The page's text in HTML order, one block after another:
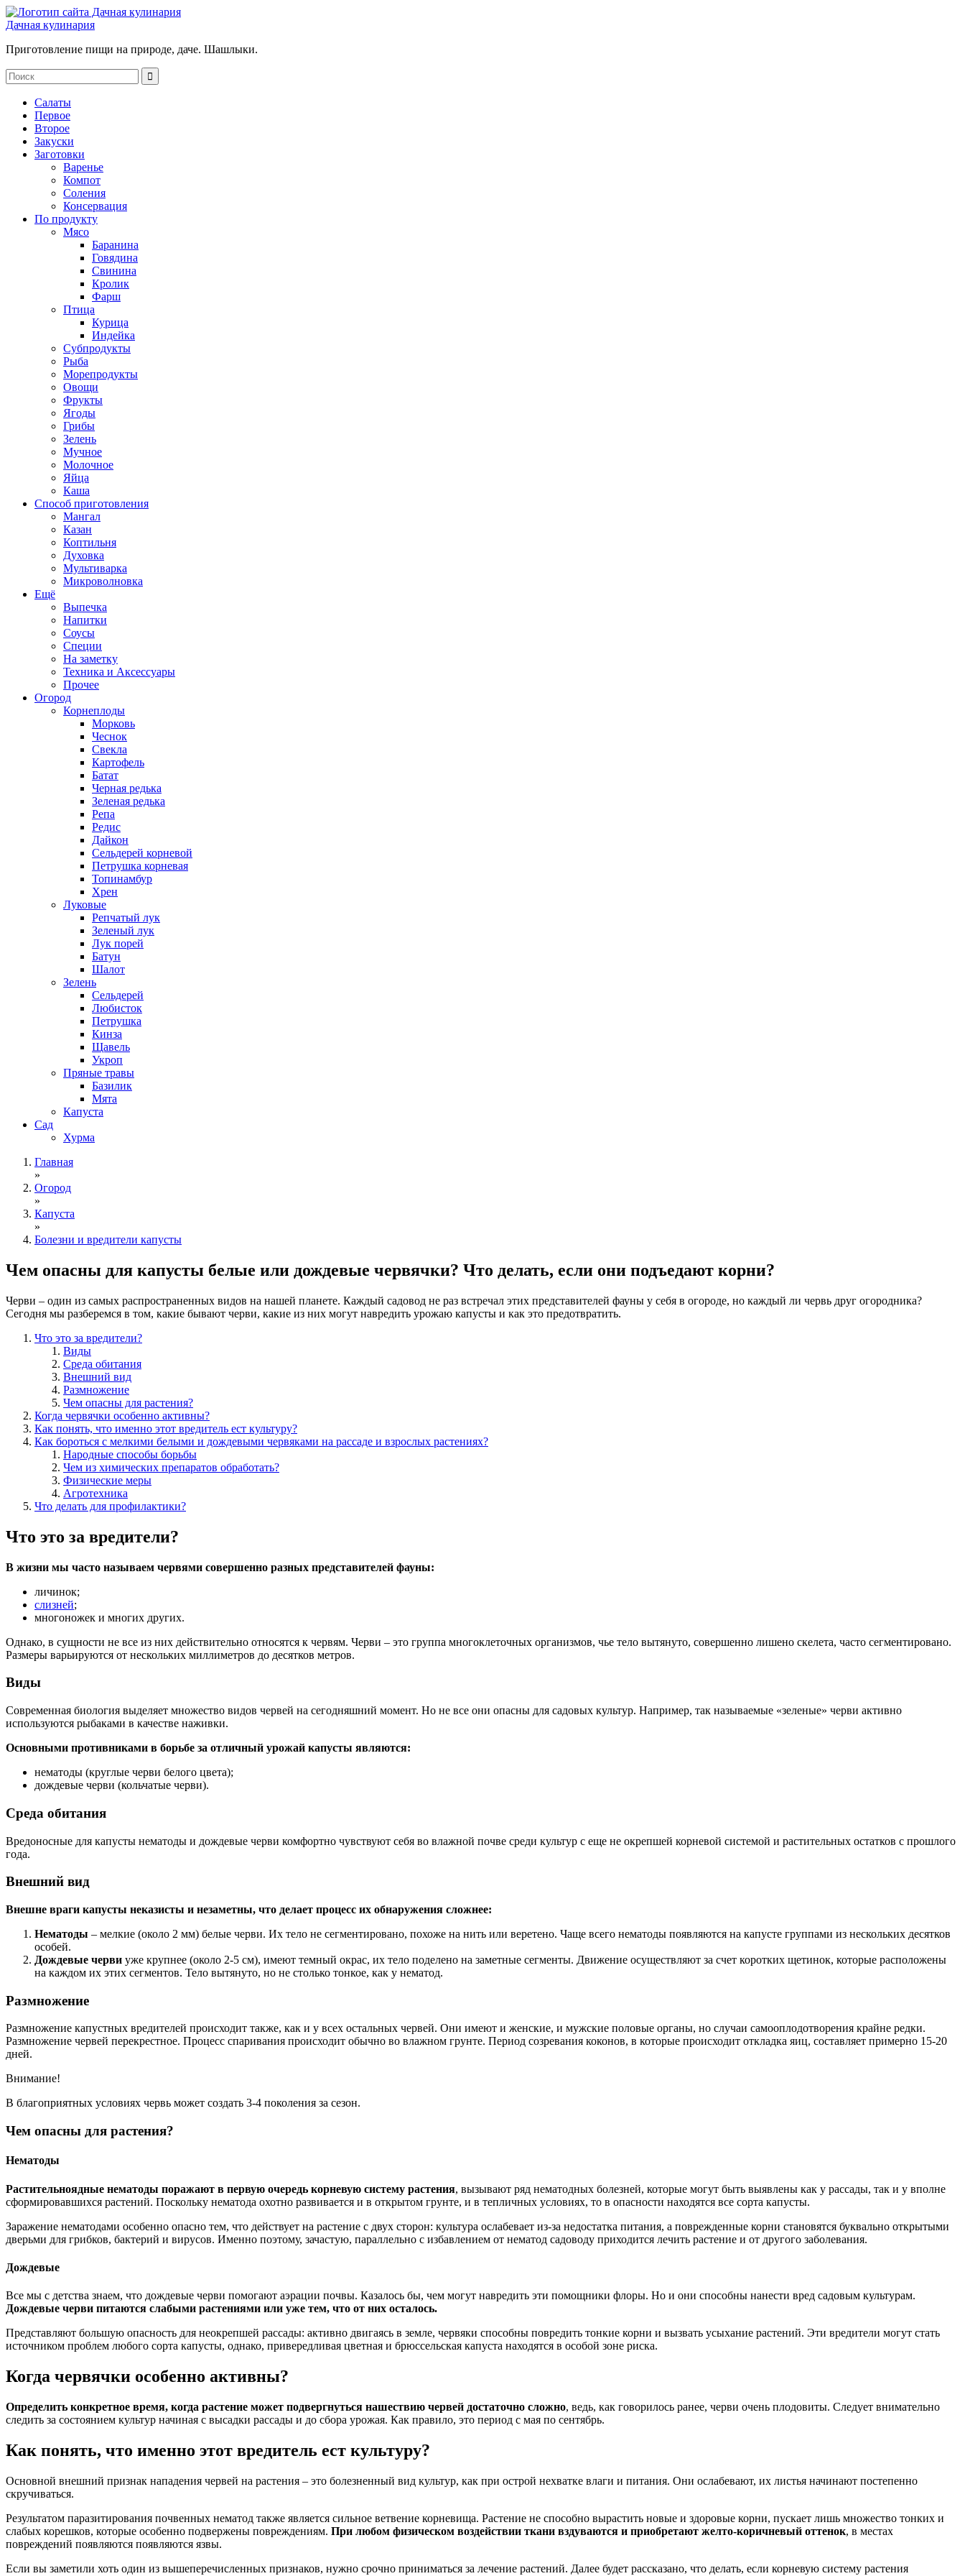
Дачная кулинария
Приготовление пищи на природе, даче. Шашлыки.
Салаты
Первое
Второе
Закуски
Заготовки
Варенье
Компот
Соления
Консервация
По продукту
Мясо
Баранина
Говядина
Свинина
Кролик
Фарш
Птица
Курица
Индейка
Субпродукты
Рыба
Морепродукты
Овощи
Фрукты
Ягоды
Грибы
Зелень
Мучное
Молочное
Яйца
Каша
Способ приготовления
Мангал
Казан
Коптильня
Духовка
Мультиварка
Микроволновка
Ещё
Выпечка
Напитки
Соусы
Специи
На заметку
Техника и Аксессуары
Прочее
Огород
Корнеплоды
Морковь
Чеснок
Свекла
Картофель
Батат
Черная редька
Зеленая редька
Репа
Редис
Дайкон
Сельдерей корневой
Петрушка корневая
Топинамбур
Хрен
Луковые
Репчатый лук
Зеленый лук
Лук порей
Батун
Шалот
Зелень
Сельдерей
Любисток
Петрушка
Кинза
Щавель
Укроп
Пряные травы
Базилик
Мята
Капуста
Сад
Хурма
Главная
»
Огород
»
Капуста
»
Болезни и вредители капусты
Чем опасны для капусты белые или дождевые червячки? Что делать, если они подъедают корни?
Черви – один из самых распространенных видов на нашей планете. Каждый садовод не раз встречал этих представителей фауны у себя в огороде, но каждый ли червь друг огородника?
Сегодня мы разберемся в том, какие бывают черви, какие из них могут навредить урожаю капусты и как это предотвратить.
Что это за вредители?
Виды
Среда обитания
Внешний вид
Размножение
Чем опасны для растения?
Когда червячки особенно активны?
Как понять, что именно этот вредитель ест культуру?
Как бороться с мелкими белыми и дождевыми червяками на рассаде и взрослых растениях?
Народные способы борьбы
Чем из химических препаратов обработать?
Физические меры
Агротехника
Что делать для профилактики?
Что это за вредители?
В жизни мы часто называем червями совершенно разных представителей фауны:
личинок;
слизней;
многоножек и многих других.
Однако, в сущности не все из них действительно относятся к червям. Черви – это группа многоклеточных организмов, чье тело вытянуто, совершенно лишено скелета, часто сегментировано.
Размеры варьируются от нескольких миллиметров до десятков метров.
Виды
Современная биология выделяет множество видов червей на сегодняшний момент. Но не все они опасны для садовых культур. Например, так называемые «зеленые» черви активно
используются рыбаками в качестве наживки.
Основными противниками в борьбе за отличный урожай капусты являются:
нематоды (круглые черви белого цвета);
дождевые черви (кольчатые черви).
Среда обитания
Вредоносные для капусты нематоды и дождевые черви комфортно чувствуют себя во влажной почве среди культур с еще не окрепшей корневой системой и растительных остатков с прошлого
года.
Внешний вид
Внешне враги капусты неказисты и незаметны, что делает процесс их обнаружения сложнее:
Нематоды – мелкие (около 2 мм) белые черви. Их тело не сегментировано, похоже на нить или веретено. Чаще всего нематоды появляются на капусте группами из нескольких десятков
особей.
Дождевые черви уже крупнее (около 2-5 см), имеют темный окрас, их тело поделено на заметные сегменты. Движение осуществляют за счет коротких щетинок, которые расположены
на каждом их этих сегментов. Тело вытянуто, но не столько тонкое, как у нематод.
Размножение
Размножение капустных вредителей происходит также, как и у всех остальных червей. Они имеют и женские, и мужские половые органы, но случаи самооплодотворения крайне редки.
Размножение червей перекрестное. Процесс спаривания происходит обычно во влажном грунте. Период созревания коконов, в которые происходит откладка яиц, составляет примерно 15-20
дней.
Внимание!
В благоприятных условиях червь может создать 3-4 поколения за сезон.
Чем опасны для растения?
Нематоды
Растительноядные нематоды поражают в первую очередь корневую систему растения, вызывают ряд нематодных болезней, которые могут быть выявлены как у рассады, так и у вполне
сформировавшихся растений. Поскольку нематода охотно развивается и в открытом грунте, и в тепличных условиях, то в опасности находятся все сорта капусты.
Заражение нематодами особенно опасно тем, что действует на растение с двух сторон: культура ослабевает из-за недостатка питания, а поврежденные корни становятся буквально открытыми
дверьми для грибков, бактерий и вирусов. Именно поэтому, зачастую, параллельно с избавлением от нематод садоводу приходится лечить растение и от другого заболевания.
Дождевые
Все мы с детства знаем, что дождевые черви помогают аэрации почвы. Казалось бы, чем могут навредить эти помощники флоры. Но и они способны нанести вред садовым культурам.
Дождевые черви питаются слабыми растениями или уже тем, что от них осталось.
Представляют большую опасность для неокрепшей рассады: активно двигаясь в земле, червяки способны повредить тонкие корни и вызвать усыхание растений. Эти вредители могут стать
источником проблем любого сорта капусты, однако, привередливая цветная и брюссельская капуста находятся в особой зоне риска.
Когда червячки особенно активны?
Определить конкретное время, когда растение может подвергнуться нашествию червей достаточно сложно, ведь, как говорилось ранее, черви очень плодовиты. Следует внимательно
следить за состоянием культур начиная с высадки рассады и до сбора урожая. Как правило, это период с мая по сентябрь.
Как понять, что именно этот вредитель ест культуру?
Основной внешний признак нападения червей на растения – это болезненный вид культур, как при острой нехватке влаги и питания. Они ослабевают, их листья начинают постепенно
скручиваться.
Результатом паразитирования почвенных нематод также является сильное ветвение корневища. Растение не способно вырастить новые и здоровые корни, пускает лишь множество тонких и
слабых корешков, которые особенно подвержены повреждениям. При любом физическом воздействии ткани вздуваются и приобретают желто-коричневый оттенок, в местах
повреждений появляются появляются язвы.
Если вы заметили хоть один из вышеперечисленных признаков, нужно срочно приниматься за лечение растений. Далее будет рассказано, что делать, если корневую систему растения